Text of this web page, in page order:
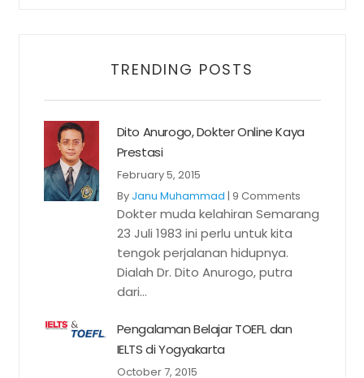
TRENDING POSTS
Dito Anurogo, Dokter Online Kaya
Prestasi
February 5, 2015
By Janu Muhammad | 9 Comments
Dokter muda kelahiran Semarang
23 Juli 1983 ini perlu untuk kita
tengok perjalanan hidupnya.
Dialah Dr. Dito Anurogo, putra
dari...
Pengalaman Belajar TOEFL dan
IELTS di Yogyakarta
October 7, 2015